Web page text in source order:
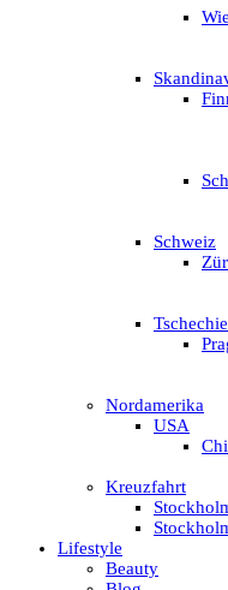
Schweiz
Nordamerika
USA
Kreuzfahrt
Lifestyle
Beauty